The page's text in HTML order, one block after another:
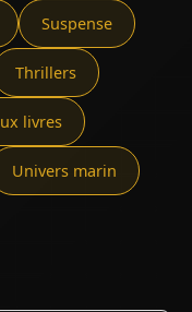
Suspense
Thrillers
livres
Univers marin